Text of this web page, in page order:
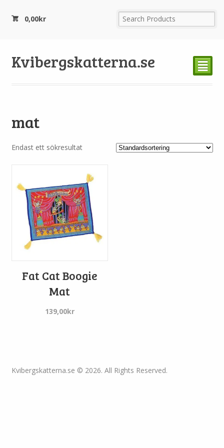
0,00kr
Kvibergskatterna.se ²
mat
Endast ett sökresultat
Fat Cat Boogie
Mat
139,00kr
Kvibergskatterna.se © 2026. All Rights Reserved.